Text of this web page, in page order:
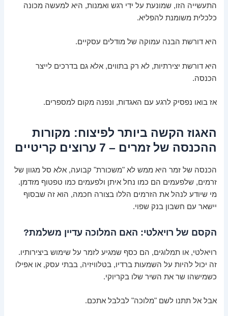
התעשייה הזו, שמונעת על ידי רגש ואמנות, היא למעשה מכונה
כלכלית משומנת להפליא.
היא דורשת הבנה עמוקה של מודלים עסקיים.
היא דורשת יצירתיות, לא רק בתווים, אלא גם בדרכים לייצר
הכנסה.
אז בואו נפסיק לרגע עם האגדות, ונפנה מקום למספרים.
האגוז הקשה ביותר לפיצוח: מקורות
ההכנסה של זמרים – 7 ערוצים קריטיים
הכנסה של זמר היא ממש לא "משכורת" קבועה, אלא סל מגוון של
זרמים, שלפעמים הם כמו נחל איתן ולפעמים כמו טפטוף מזדמן.
מי שיודע לנהל את הזרמים הללו בצורה חכמה, הוא זה שבסוף
יישאר עם חשבון בנק שפוי.
הקסם של רויאלטי: האם המלוכה עדיין משלמת?
רויאלטי, או תמלוגים, הם כסף שמגיע לזמר על שימוש ביצירותיו.
זה יכול להיות על השמעות ברדיו, בטלוויזיה, בבתי עסק, או אפילו
כשמישהו שר את השיר שלו בקריוקי.
אבל אל תתנו לשם "מלוכה" לבלבל אתכם.